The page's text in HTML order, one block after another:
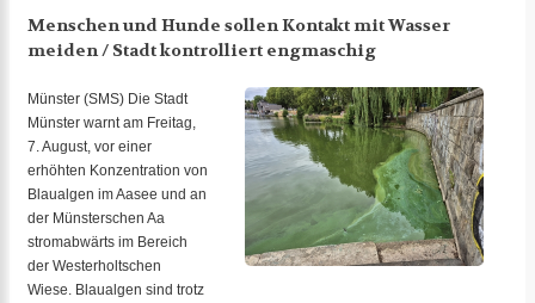
Menschen und Hunde sollen Kontakt mit Wasser
meiden / Stadt kontrolliert engmaschig
Münster (SMS) Die Stadt
Münster warnt am Freitag,
7. August, vor einer
erhöhten Konzentration von
Blaualgen im Aasee und an
der Münsterschen Aa
stromabwärts im Bereich
der Westerholtschen
Wiese. Blaualgen sind trotz